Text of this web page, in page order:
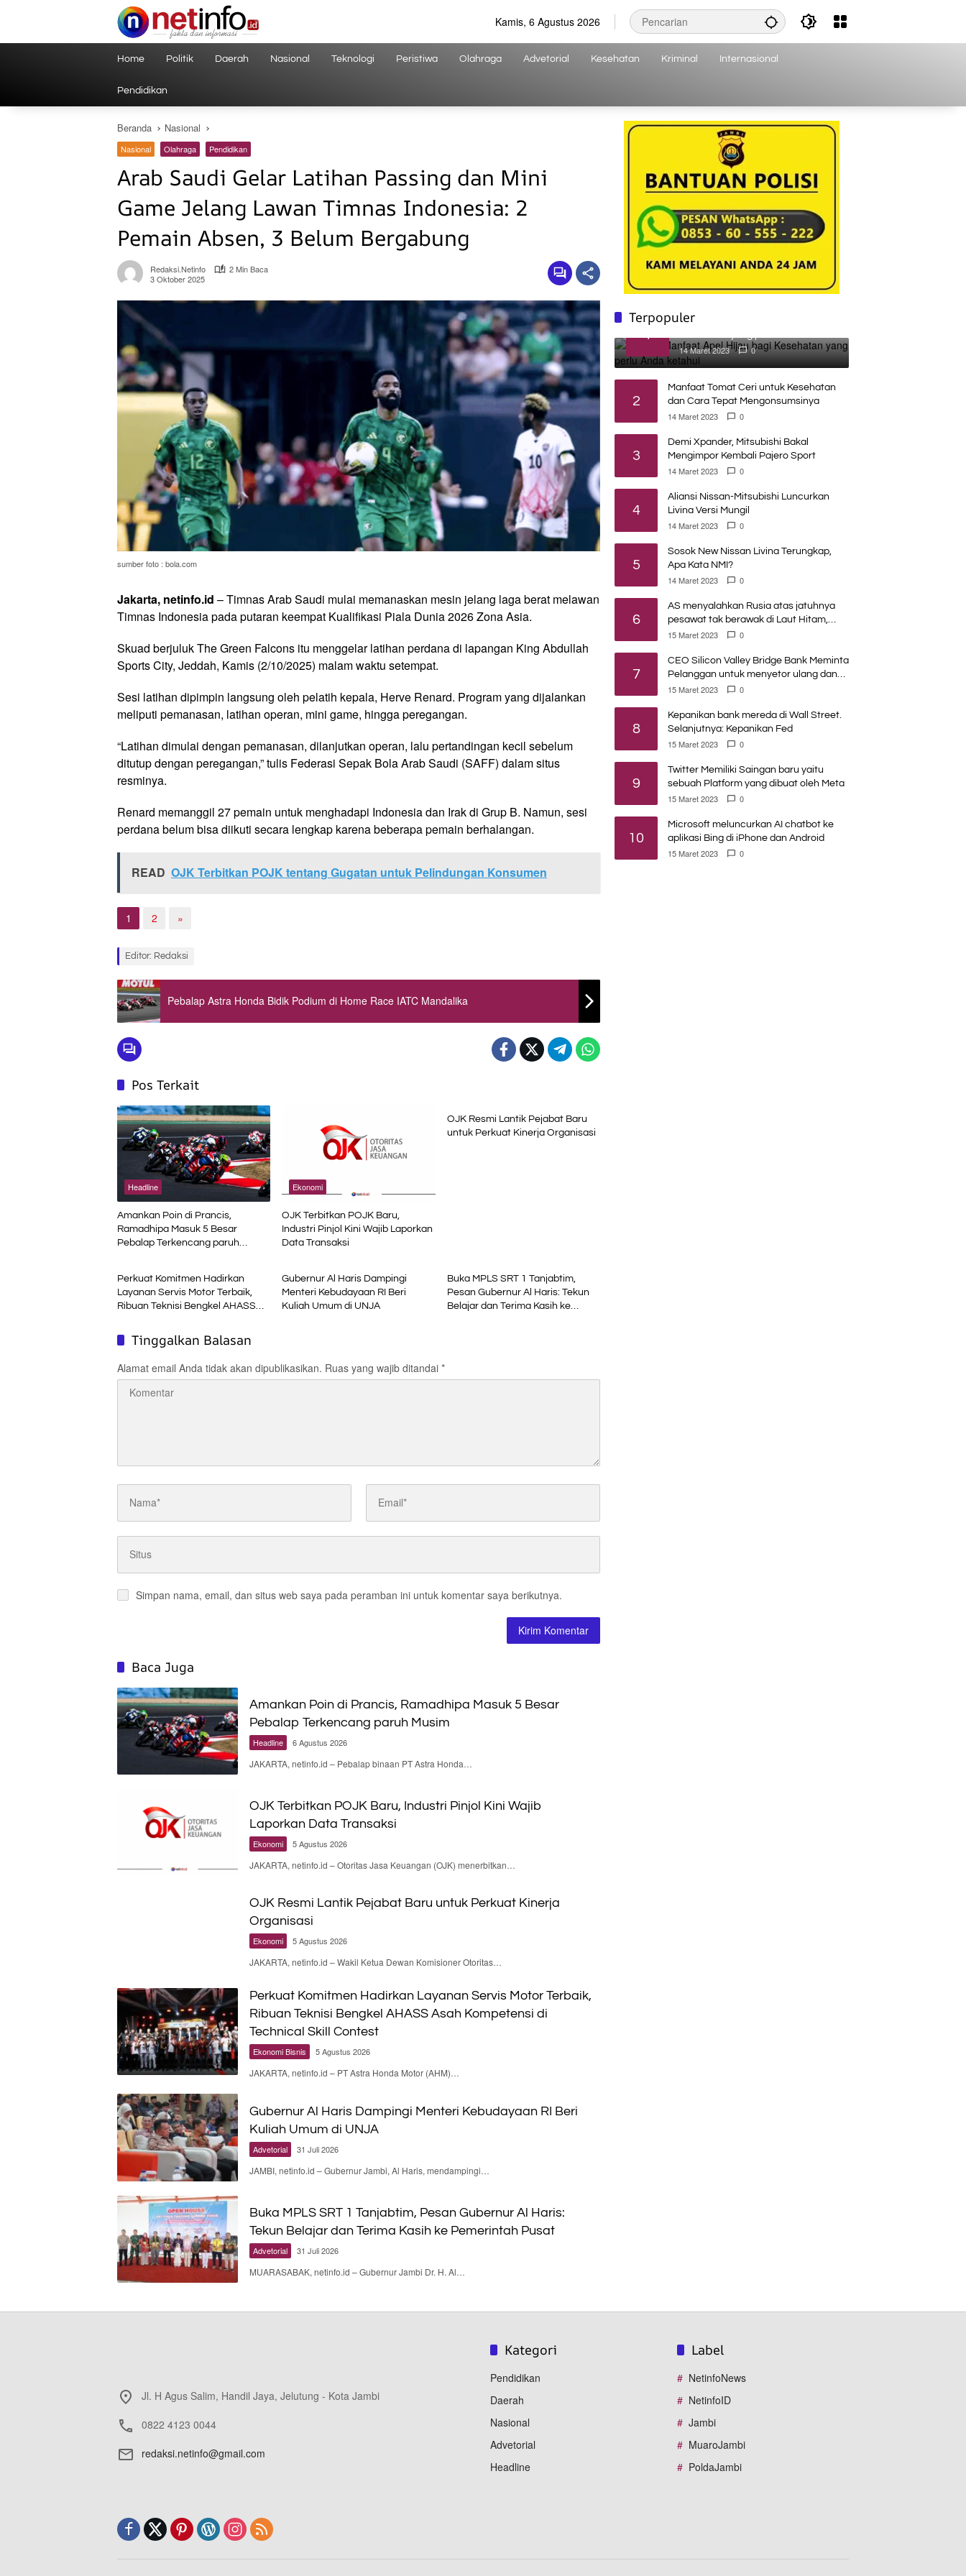
Kamis, 6 Agustus 2026
Home Politik Daerah Nasional Teknologi Peristiwa Olahraga Advetorial Kesehatan Kriminal Internasional
Pendidikan
Beranda Nasional
Nasional Olahraga Pendidikan
Arab Saudi Gelar Latihan Passing dan Mini
Game Jelang Lawan Timnas Indonesia: 2
Pemain Absen, 3 Belum Bergabung
Redaksi.netinfo
2 Min Baca
3 Oktober 2025
sumber foto : bola.com
Jakarta, netinfo.id – Timnas Arab Saudi mulai memanaskan mesin jelang laga berat melawan
Timnas Indonesia pada putaran keempat Kualifikasi Piala Dunia 2026 Zona Asia.
Skuad berjuluk The Green Falcons itu menggelar latihan perdana di lapangan King Abdullah
Sports City, Jeddah, Kamis (2/10/2025) malam waktu setempat.
Sesi latihan dipimpin langsung oleh pelatih kepala, Herve Renard. Program yang dijalankan
meliputi pemanasan, latihan operan, mini game, hingga peregangan.
“Latihan dimulai dengan pemanasan, dilanjutkan operan, lalu pertandingan kecil sebelum
ditutup dengan peregangan,” tulis Federasi Sepak Bola Arab Saudi (SAFF) dalam situs
resminya.
Renard memanggil 27 pemain untuk menghadapi Indonesia dan Irak di Grup B. Namun, sesi
perdana belum bisa diikuti secara lengkap karena beberapa pemain berhalangan.
READ OJK Terbitkan POJK tentang Gugatan untuk Pelindungan Konsumen
1 2 »
Editor: Redaksi
Pebalap Astra Honda Bidik Podium di Home Race IATC Mandalika
Pos Terkait
Headline
Amankan Poin di Prancis,
Ramadhipa Masuk 5 Besar
Pebalap Terkencang paruh
Ekonomi
OJK Terbitkan POJK Baru,
Industri Pinjol Kini Wajib Laporkan
Data Transaksi
OJK Resmi Lantik Pejabat Baru
untuk Perkuat Kinerja Organisasi
Ekonomi Bisnis
Perkuat Komitmen Hadirkan
Layanan Servis Motor Terbaik,
Ribuan Teknisi Bengkel AHASS
Skill Contest
Gubernur Al Haris Dampingi
Menteri Kebudayaan RI Beri
Kuliah Umum di UNJA
Buka MPLS SRT 1 Tanjabtim,
Pesan Gubernur Al Haris: Tekun
Belajar dan Terima Kasih ke
Tinggalkan Balasan
Alamat email Anda tidak akan dipublikasikan. Ruas yang wajib ditandai *
Simpan nama, email, dan situs web saya pada peramban ini untuk komentar saya berikutnya.
Baca Juga
Amankan Poin di Prancis, Ramadhipa Masuk 5 Besar
Pebalap Terkencang paruh Musim
Headline 6 Agustus 2026
JAKARTA, netinfo.id – Pebalap binaan PT Astra Honda…
OJK Terbitkan POJK Baru, Industri Pinjol Kini Wajib
Laporkan Data Transaksi
Ekonomi 5 Agustus 2026
JAKARTA, netinfo.id – Otoritas Jasa Keuangan (OJK) menerbitkan…
OJK Resmi Lantik Pejabat Baru untuk Perkuat Kinerja
Organisasi
Ekonomi 5 Agustus 2026
JAKARTA, netinfo.id – Wakil Ketua Dewan Komisioner Otoritas…
Perkuat Komitmen Hadirkan Layanan Servis Motor Terbaik,
Ribuan Teknisi Bengkel AHASS Asah Kompetensi di
Technical Skill Contest
Ekonomi Bisnis 5 Agustus 2026
JAKARTA, netinfo.id – PT Astra Honda Motor (AHM)…
Gubernur Al Haris Dampingi Menteri Kebudayaan RI Beri
Kuliah Umum di UNJA
Advetorial 31 Juli 2026
JAMBI, netinfo.id – Gubernur Jambi, Al Haris, mendampingi…
Buka MPLS SRT 1 Tanjabtim, Pesan Gubernur Al Haris:
Tekun Belajar dan Terima Kasih ke Pemerintah Pusat
Advetorial 31 Juli 2026
MUARASABAK, netinfo.id – Gubernur Jambi Dr. H. Al…
Terpopuler
1
Banyak Manfaat Apel Hijau bagi
ketahui
14 Maret 2023 0
2
Manfaat Tomat Ceri untuk Kesehatan
dan Cara Tepat Mengonsumsinya
14 Maret 2023 0
3
Demi Xpander, Mitsubishi Bakal
Mengimpor Kembali Pajero Sport
14 Maret 2023 0
4
Aliansi Nissan-Mitsubishi Luncurkan
Livina Versi Mungil
14 Maret 2023 0
5
Sosok New Nissan Livina Terungkap,
Apa Kata NMI?
14 Maret 2023 0
6
AS menyalahkan Rusia atas jatuhnya
pesawat tak berawak di Laut Hitam,
Moskow menyangkal
15 Maret 2023 0
7
CEO Silicon Valley Bridge Bank Meminta
Pelanggan untuk menyetor ulang dana
Mereka
15 Maret 2023 0
8
Kepanikan bank mereda di Wall Street.
Selanjutnya: Kepanikan Fed
15 Maret 2023 0
9
Twitter Memiliki Saingan baru yaitu
sebuah Platform yang dibuat oleh Meta
15 Maret 2023 0
10
Microsoft meluncurkan AI chatbot ke
aplikasi Bing di iPhone dan Android
15 Maret 2023 0
Jl. H Agus Salim, Handil Jaya, Jelutung - Kota Jambi
0822 4123 0044
redaksi.netinfo@gmail.com
Kategori
Pendidikan
Daerah
Nasional
Advetorial
Headline
Label
NetinfoNews
NetinfoID
Jambi
MuaroJambi
PoldaJambi